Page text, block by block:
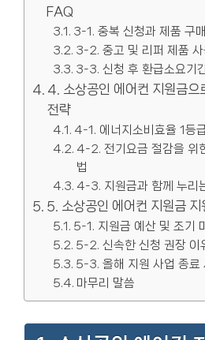
FAQ
3-1. 중복 신청과 제품 구
3-2. 중고 및 리퍼 제품 사
3-3. 신청 후 환급소요기
4. 소상공인 에어컨 지원금으
전략
4-1. 에너지소비효율 1등
4-2. 전기요금 절감을 위
법
4-3. 지원금과 함께 누리
5. 소상공인 에어컨 지원금 지
5-1. 지원금 예산 및 조기
5-2. 신속한 신청 권장 이
5-3. 올해 지원 사업 종료
마무리 말씀